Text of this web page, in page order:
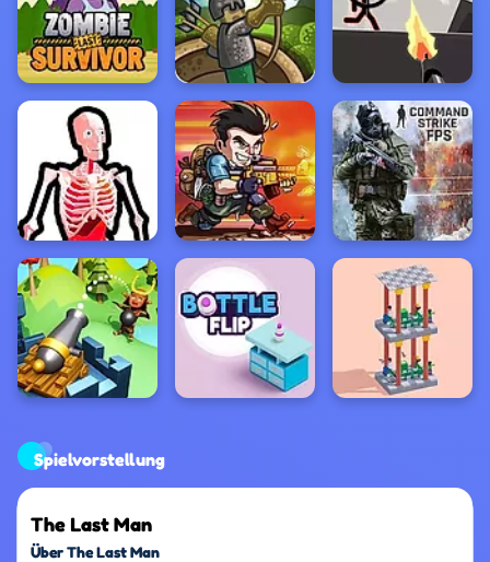
Spielvorstellung
The Last Man
Über The Last Man